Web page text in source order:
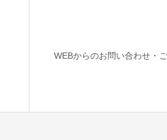
WEBからのお問い合わせ・